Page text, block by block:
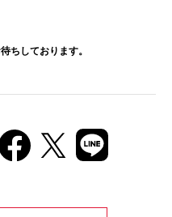
ちしております。